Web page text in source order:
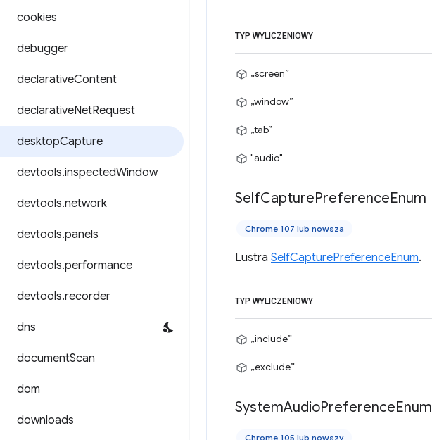
cookies
debugger
declarativeContent
declarativeNetRequest
desktopCapture
devtools.inspectedWindow
devtools.network
devtools.panels
devtools.performance
devtools.recorder
dns
documentScan
dom
downloads
TYP WYLICZENIOWY
„screen”
„window”
„tab”
"audio"
SelfCapturePreferenceEnum
Chrome 107 lub nowsza
Lustra SelfCapturePreferenceEnum.
TYP WYLICZENIOWY
„include”
„exclude”
SystemAudioPreferenceEnum
Chrome 105 lub nowszy